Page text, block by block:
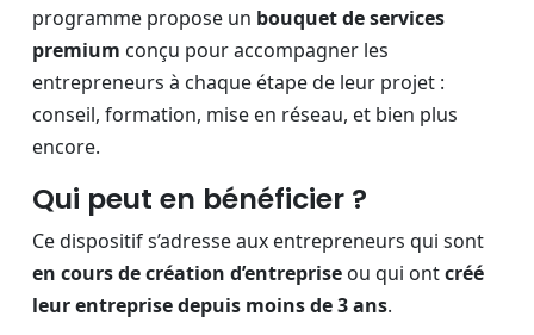
programme propose un bouquet de services
premium conçu pour accompagner les
entrepreneurs à chaque étape de leur projet :
conseil, formation, mise en réseau, et bien plus
encore.
Qui peut en bénéficier ?
Ce dispositif s’adresse aux entrepreneurs qui sont
en cours de création d’entreprise ou qui ontcréé
leur entreprise depuis moins de 3 ans.